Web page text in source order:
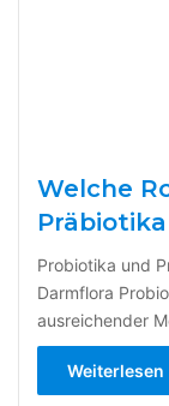
Welche
Probiotika und
Darmflora
ausreichender
Weiterlesen